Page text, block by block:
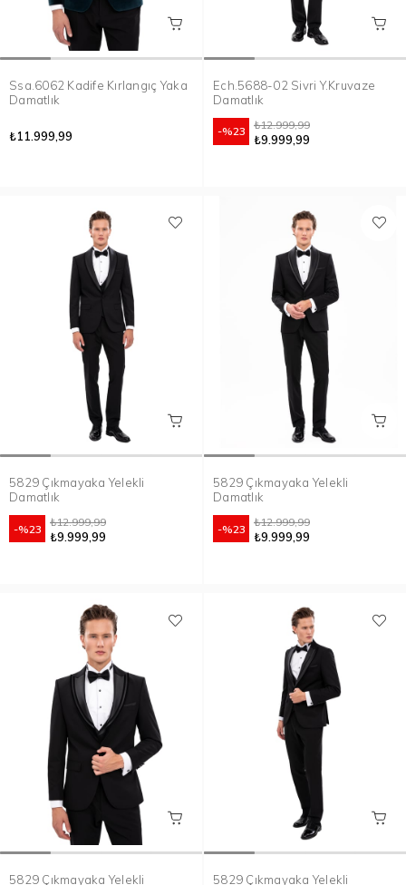
Ssa.6062 Kadife Kırlangıç Yaka
Damatlık
₺11.999,99
Ech.5688-02 Sivri Y.Kruvaze
Damatlık
%23
₺9.999,99
₺12.999,99
5829 Çıkmayaka Yelekli
Damatlık
%23
₺9.999,99
₺12.999,99
5829 Çıkmayaka Yelekli
Damatlık
%23
₺9.999,99
₺12.999,99
5829 Çıkmayaka Yelekli 5829 Çıkmayaka Yelekli